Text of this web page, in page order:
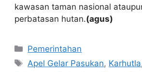
kawasan taman nasional
perbatasan hutan.(agus)
Kategori
Pemerintahan
Tag
Apel Gelar Pasukan, Karhutla